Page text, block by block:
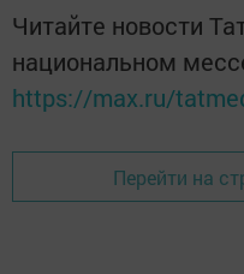
Читайте новости
национальном
https://max.ru/
Перейти на